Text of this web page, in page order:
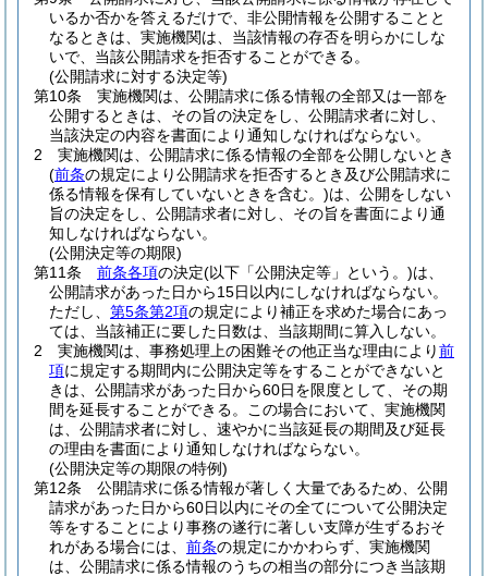
いるか否かを答えるだけで、非公開情報を公開することと
なるときは、実施機関は、当該情報の存否を明らかにしな
いで、当該公開請求を拒否することができる。
(公開請求に対する決定等)
第10条
実施機関は、公開請求に係る情報の全部又は一部を
公開するときは、その旨の決定をし、公開請求者に対し、
当該決定の内容を書面により通知しなければならない。
2
実施機関は、公開請求に係る情報の全部を公開しないとき
(前条の規定により公開請求を拒否するとき及び公開請求に
係る情報を保有していないときを含む。)は、公開をしない
旨の決定をし、公開請求者に対し、その旨を書面により通
知しなければならない。
(公開決定等の期限)
第11条
前条各項の決定(以下「公開決定等」という。)は、
公開請求があった日から15日以内にしなければならない。
ただし、 第5条第2項の規定により補正を求めた場合にあっ
ては、当該補正に要した日数は、当該期間に算入しない。
2
実施機関は、事務処理上の困難その他正当な理由により前
項に規定する期間内に公開決定等をすることができないと
きは、公開請求があった日から60日を限度として、その期
間を延長することができる。
この場合において、実施機関
は、公開請求者に対し、速やかに当該延長の期間及び延長
の理由を書面により通知しなければならない。
(公開決定等の期限の特例)
第12条
公開請求に係る情報が著しく大量であるため、公開
請求があった日から60日以内にその全てについて公開決定
等をすることにより事務の遂行に著しい支障が生ずるおそ
れがある場合には、 前条の規定にかかわらず、実施機関
は、公開請求に係る情報のうちの相当の部分につき当該期